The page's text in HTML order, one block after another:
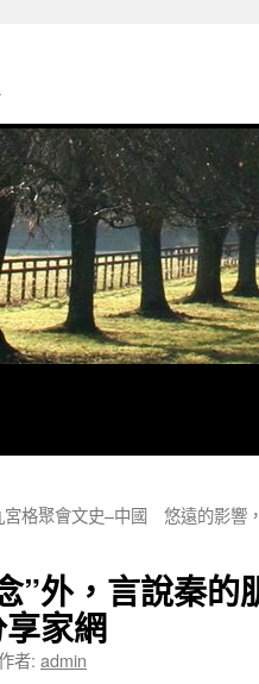
格聚會文史–中國
悠遠的影響
”外，言說秦
家網
者: admin